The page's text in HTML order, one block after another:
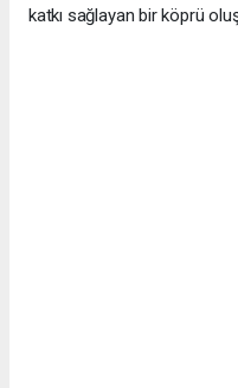
katkı sağlayan bir köprü